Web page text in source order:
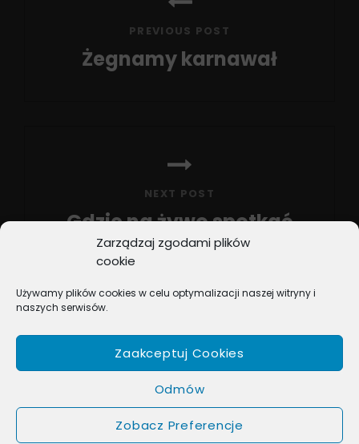
Zarządzaj zgodami plików
cookie
Używamy plików cookies w celu optymalizacji naszej witryny i
naszych serwisów.
Zaakceptuj Cookies
Odmów
Zobacz Preferencje
PREVIOUS POST
Żegnamy karnawał
NEXT POST
Gdzie na żywo spotkać
naszych
Artystów?
COPYRIGHT © 2026BOX MUSIC. ALL RIGHTS RESERVED.